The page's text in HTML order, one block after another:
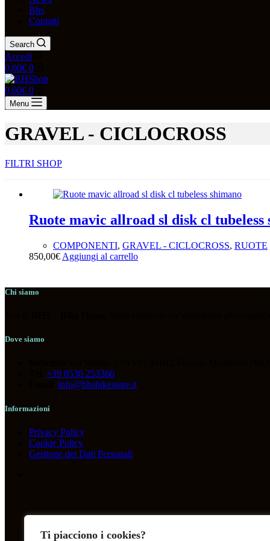
Ti piacciono i cookies?
Bhs
Contatti
Search
Accedi
0,00€ 0
0,00€ 0
Menu
GRAVEL - CICLOCROSS
FILTRI SHOP
Ruote mavic allroad sl disk cl tubeless
COMPONENTI, GRAVEL - CICLOCROSS, RUOTE
850,00€ Aggiungi al carrello
Chi siamo
Dove siamo
+39 0536 253366
info@bhsbikestore.it
Informazioni
Privacy Policy
Cookie Policy
Gestione dei Dati Personali